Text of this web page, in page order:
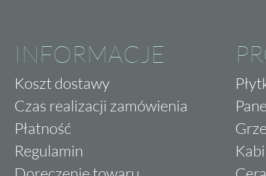
INFORMACJE
Koszt dostawy
Czas realizacji zamówienia
Płatność
Regulamin